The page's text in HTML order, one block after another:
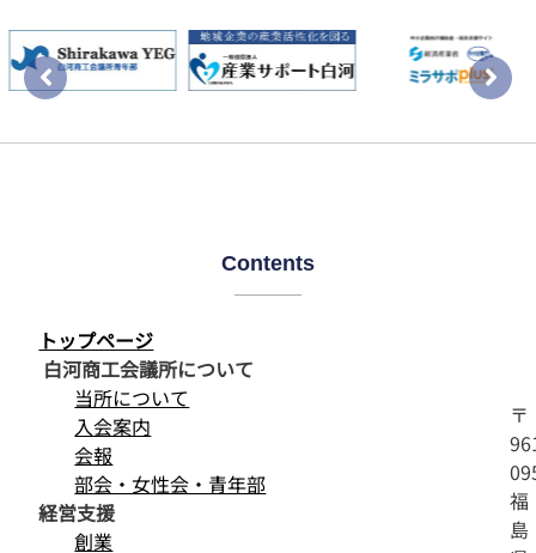
〒
福
島
Contents
トップページ
白河商工会議所について
当所について
入会案内
会報
部会・女性会・青年部
経営支援
創業